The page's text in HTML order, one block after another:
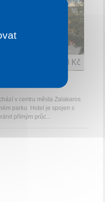
v centru města Zalakaros
parku. Hotel je spojen s
přímým průc...
2 108 Kč